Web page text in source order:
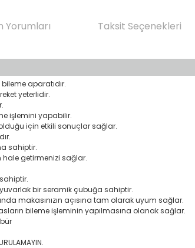
Yorumları Taksit Seçenekleri
aparatıdır.
yeterlidir.
işlemini yapabilir.
için etkili sonuçlar sağlar.
sahiptir.
hale getirmenizi sağlar.
bir seramik çubuğa sahiptir.
makasınızın açısına tam olarak uyum sağlar.
bileme işleminin yapılmasına olanak sağlar.